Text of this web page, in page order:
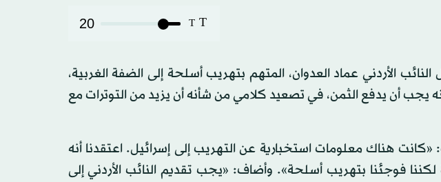
T
T
20
الأردني عماد العدوان، المتهم بتهريب أسلحة إلى الضفة الغربية،
يجب أن يدفع الثمن، في تصعيد كلامي من شأنه أن يزيد من التوترات مع
هناك معلومات استخبارية عن التهريب إلى إسرائيل. اعتقدنا أنه
فوجئنا بتهريب أسلحة». وأضاف: «يجب تقديم النائب الأردني إلى